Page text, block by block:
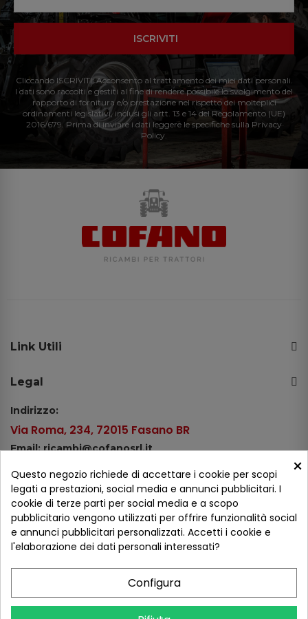
ISCRIVITI
Cliccando ISCRIVITI: Acconsento al trattamento dei miei dati personali.
I dati sono raccolti e gestiti al fine di rendere possibile lo svolgimento del
rapporto di fornitura e/o prestazione nel rispetto dei molteplici
ordinamenti legislativi, inclusi gli artt. 13 e 14 del Regolamento (UE)
2016/679. Prima di inviare i dati leggere le specifiche sulla Privacy
Policy.
Link Utili
Legal
Indirizzo:
Via Roma, 234, 72015 Fasano BR
Email: ricambi@cofanosrl.it
Tel.: +39 080 44 13 478
WhatsApp: +39 334 98 51 100
Metodi di pagamento
×
Questo negozio richiede di accettare i cookie per scopi
legati a prestazioni, social media e annunci pubblicitari. I
cookie di terze parti per social media e a scopo
pubblicitario vengono utilizzati per offrire funzionalità social
e annunci pubblicitari personalizzati. Accetti i cookie e
l'elaborazione dei dati personali interessati?
Configura